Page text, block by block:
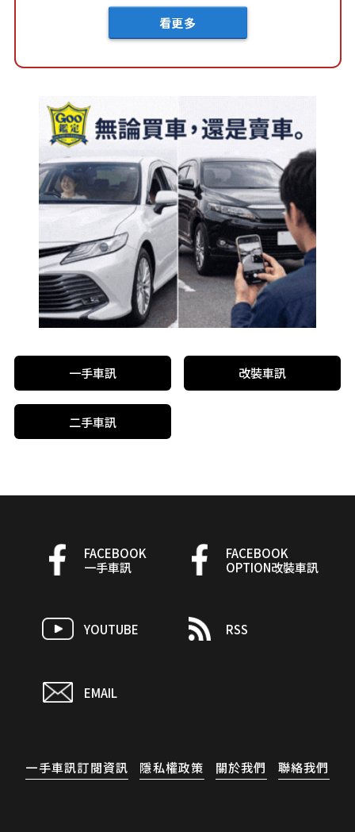
看更多
一手車訊 改裝車訊
二手車訊
FACEBOOK
一手車訊
FACEBOOK
OPTION改裝車訊
YOUTUBE RSS
EMAIL
一手車訊訂閱資訊 隱私權政策 關於我們 聯絡我們